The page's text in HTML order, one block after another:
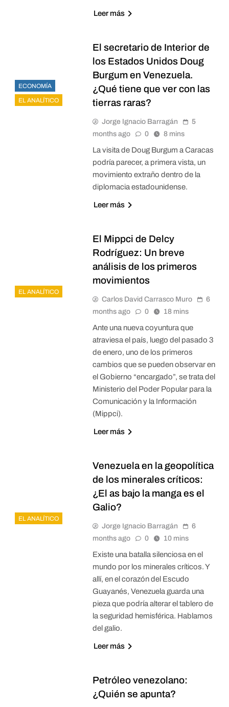
Leer más
ECONOMÍA
EL ANALÍTICO
El secretario de Interior de
los Estados Unidos Doug
Burgum en Venezuela.
¿Qué tiene que ver con las
tierras raras?
Jorge Ignacio Barragán
5
months ago
0 8 mins
La visita de Doug Burgum a Caracas
podría parecer, a primera vista, un
movimiento extraño dentro de la
diplomacia estadounidense.
Leer más
EL ANALÍTICO
El Mippci de Delcy
Rodríguez: Un breve
análisis de los primeros
movimientos
Carlos David Carrasco Muro
6
months ago
0 18 mins
Ante una nueva coyuntura que
atraviesa el país, luego del pasado 3
de enero, uno de los primeros
cambios que se pueden observar en
el Gobierno “encargado”, se trata del
Ministerio del Poder Popular para la
Comunicación y la Información
(Mippci).
Leer más
EL ANALÍTICO
Venezuela en la geopolítica
de los minerales críticos:
¿El as bajo la manga es el
Galio?
Jorge Ignacio Barragán
6
months ago
0 10 mins
Existe una batalla silenciosa en el
mundo por los minerales críticos. Y
allí, en el corazón del Escudo
Guayanés, Venezuela guarda una
pieza que podría alterar el tablero de
la seguridad hemisférica. Hablamos
del galio.
Leer más
Petróleo venezolano:
¿Quién se apunta?